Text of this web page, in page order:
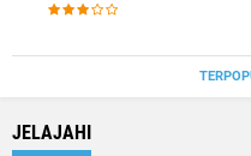
JELAJAHI